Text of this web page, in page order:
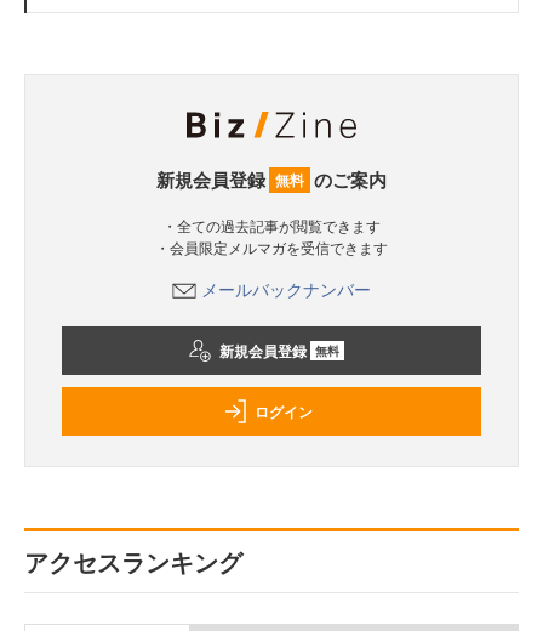
新規会員登録 無料 のご案内
・全ての過去記事が閲覧できます
・会員限定メルマガを受信できます
メールバックナンバー
新規会員登録 無料
ログイン
アクセスランキング